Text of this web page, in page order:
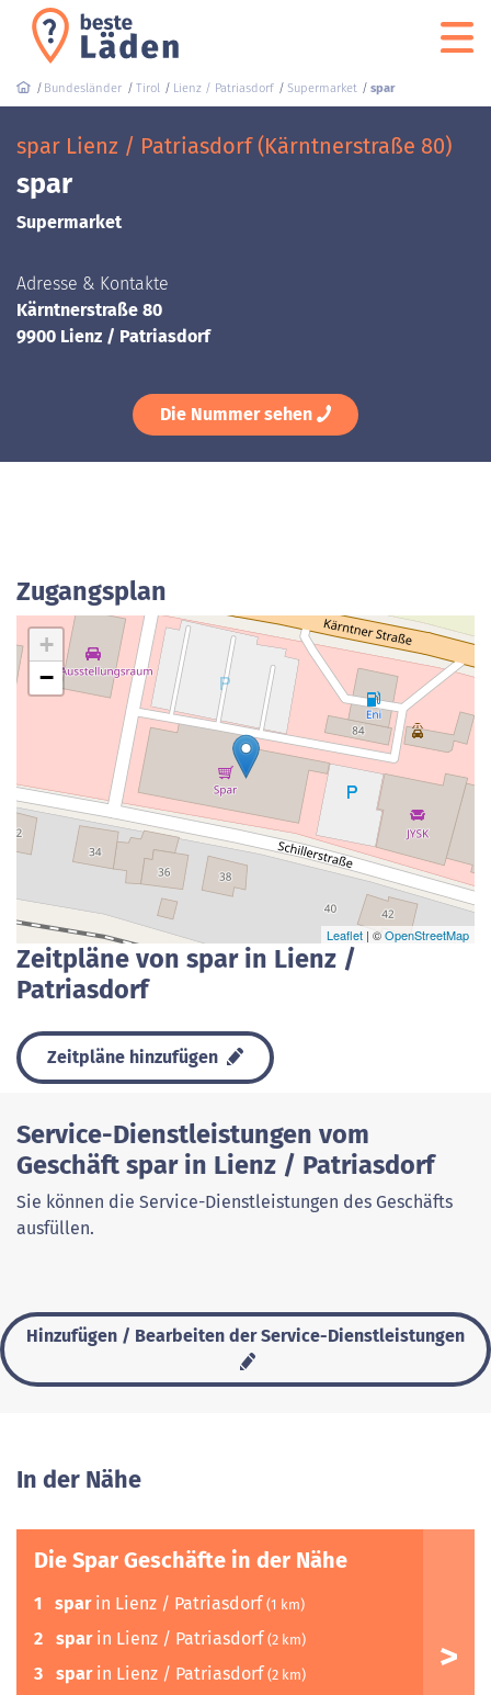
Bundesländer Tirol Lienz / Patriasdorf Supermarket spar
spar Lienz / Patriasdorf (Kärntnerstraße 80)
spar
Supermarket
Adresse & Kontakte
Kärntnerstraße 80
9900 Lienz / Patriasdorf
Die Nummer sehen
Zugangsplan
+
−
Leaflet | ©OpenStreetMap
Zeitpläne von spar in Lienz /
Patriasdorf
Zeitpläne hinzufügen
Service-Dienstleistungen vom
Geschäft spar in Lienz / Patriasdorf
Sie können die Service-Dienstleistungen des Geschäfts
ausfüllen.
Hinzufügen / Bearbeiten der Service-Dienstleistungen
In der Nähe
Die Spar Geschäfte in der Nähe
1 sparin Lienz / Patriasdorf (1 km)
2 sparin Lienz / Patriasdorf (2 km)
3 sparin Lienz / Patriasdorf (2 km)